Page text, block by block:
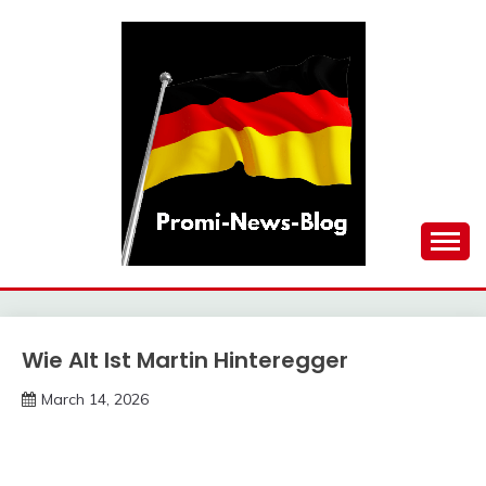
PROMI-NEWS-BLOG
Trends
Wie Alt Ist Martin Hinteregger
March 14, 2026